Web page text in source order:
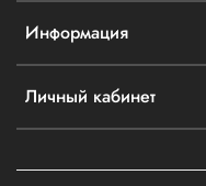
Информация
Личный кабинет